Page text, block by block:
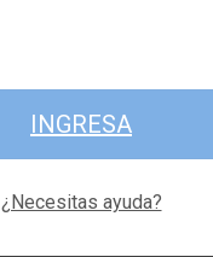
INGRESA
¿Necesitas ayuda?